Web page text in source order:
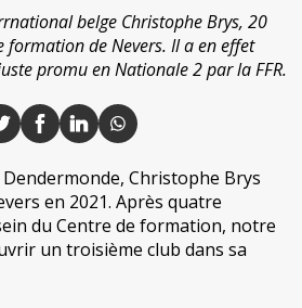
belge Christophe Brys, 20
formation de Nevers. Il a en effet
promu en Nationale 2 par la FFR.
Christophe Brys
en 2021. Après quatre
du Centre de formation, notre
un troisième club dans sa